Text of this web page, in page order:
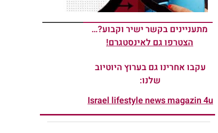
מתעניינים בקשר ישיר וקבוע?…
הצטרפו גם לאינסטגרם!
עקבו אחרינו גם בערוץ היוטיוב
שלנו:
Israel lifestyle news magazin 4u